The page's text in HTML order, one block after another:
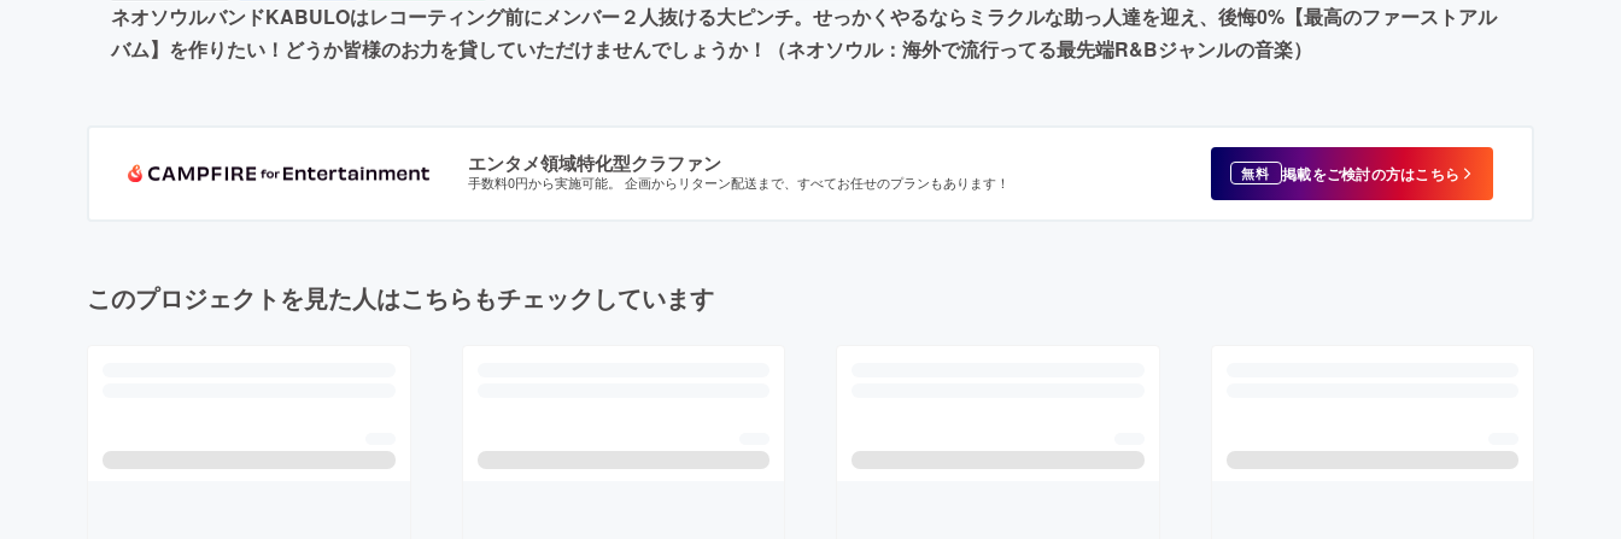
ネオソウルバンドKABULOはレコーティング前にメンバー２人抜ける大ピンチ。せっかくやるならミラクルな助っ人達を迎え、後悔0%【最高のファーストアル
バム】を作りたい！どうか皆様のお力を貸していただけませんでしょうか！（ネオソウル：海外で流行ってる最先端R&Bジャンルの音楽）
エンタメ領域特化型クラファン
手数料0円から実施可能。 企画からリターン配送まで、すべてお任せのプランもあります！ 無料 掲載をご検討の方はこちら
このプロジェクトを見た人はこちらもチェックしています